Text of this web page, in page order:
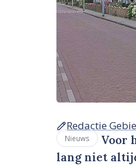
Redactie
Nieuws
Voor
lang niet